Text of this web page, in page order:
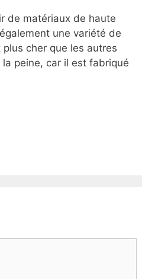
de matériaux de haute
une variété de
cher que les autres
peine, car il est fabriqué